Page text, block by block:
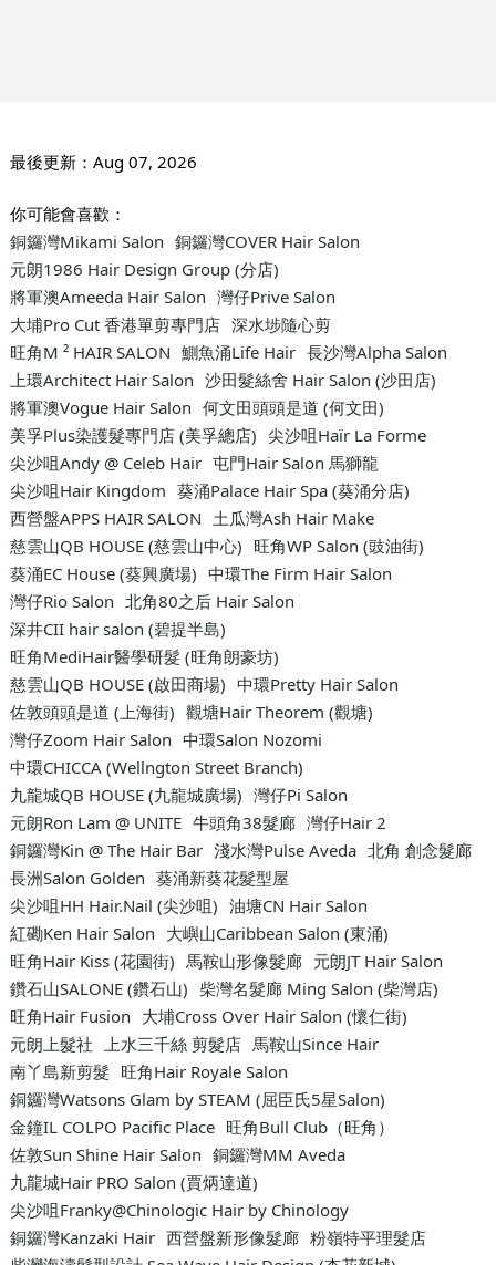
最後更新： Aug 07, 2026
你可能會喜歡：
銅鑼灣Mikami Salon 銅鑼灣COVER Hair Salon
元朗1986 Hair Design Group (分店)
將軍澳Ameeda Hair Salon 灣仔Prive Salon
大埔Pro Cut 香港單剪專門店 深水埗隨心剪
旺角M ² HAIR SALON 鰂魚涌Life Hair 長沙灣Alpha Salon
上環Architect Hair Salon 沙田髮絲舍 Hair Salon (沙田店)
將軍澳Vogue Hair Salon 何文田頭頭是道 (何文田)
美孚Plus染護髮專門店 (美孚總店) 尖沙咀Haïr La Forme
尖沙咀Andy @ Celeb Hair 屯門Hair Salon 馬獅龍
尖沙咀Hair Kingdom 葵涌Palace Hair Spa (葵涌分店)
西營盤APPS HAIR SALON 土瓜灣Ash Hair Make
慈雲山QB HOUSE (慈雲山中心) 旺角WP Salon (豉油街)
葵涌EC House (葵興廣場) 中環The Firm Hair Salon
灣仔Rio Salon 北角80之后 Hair Salon
深井CII hair salon (碧提半島)
旺角MediHair醫學研髮 (旺角朗豪坊)
慈雲山QB HOUSE (啟田商場) 中環Pretty Hair Salon
佐敦頭頭是道 (上海街) 觀塘Hair Theorem (觀塘)
灣仔Zoom Hair Salon 中環Salon Nozomi
中環CHICCA (Wellngton Street Branch)
九龍城QB HOUSE (九龍城廣場) 灣仔Pi Salon
元朗Ron Lam @ UNITE 牛頭角38髮廊 灣仔Hair 2
銅鑼灣Kin @ The Hair Bar 淺水灣Pulse Aveda 北角 創念髮廊
長洲Salon Golden 葵涌新葵花髮型屋
尖沙咀HH Hair.Nail (尖沙咀) 油塘CN Hair Salon
紅磡Ken Hair Salon 大嶼山Caribbean Salon (東涌)
旺角Hair Kiss (花園街) 馬鞍山形像髮廊 元朗JT Hair Salon
鑽石山SALONE (鑽石山) 柴灣名髮廊 Ming Salon (柴灣店)
旺角Hair Fusion 大埔Cross Over Hair Salon (懷仁街)
元朗上髮社
上水三千絲 剪髮店 馬鞍山Since Hair
南丫島新剪髮 旺角Hair Royale Salon
銅鑼灣Watsons Glam by STEAM (屈臣氏5星Salon)
金鐘IL COLPO Pacific Place 旺角Bull Club（旺角）
佐敦Sun Shine Hair Salon 銅鑼灣MM Aveda
九龍城Hair PRO Salon (賈炳達道)
尖沙咀Franky@Chinologic Hair by Chinology
銅鑼灣Kanzaki Hair 西營盤新形像髮廊 粉嶺特平理髮店